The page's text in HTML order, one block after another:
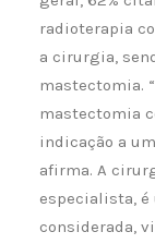
radioterapia
a cirurgia,
mastectomia.
mastectomia
indicação a
afirma. A
especialista, é
considerada,